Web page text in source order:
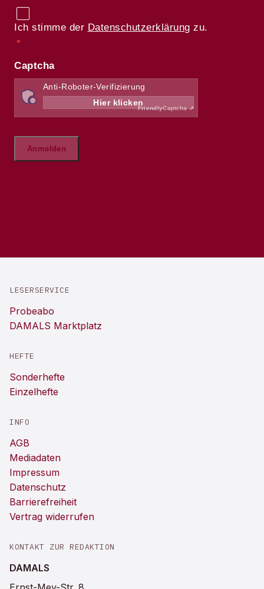
LESERSERVICE
Probeabo
DAMALS Marktplatz
HEFTE
Sonderhefte
Einzelhefte
INFO
AGB
Mediadaten
Impressum
Datenschutz
Barrierefreiheit
Vertrag widerrufen
KONTAKT ZUR REDAKTION
DAMALS